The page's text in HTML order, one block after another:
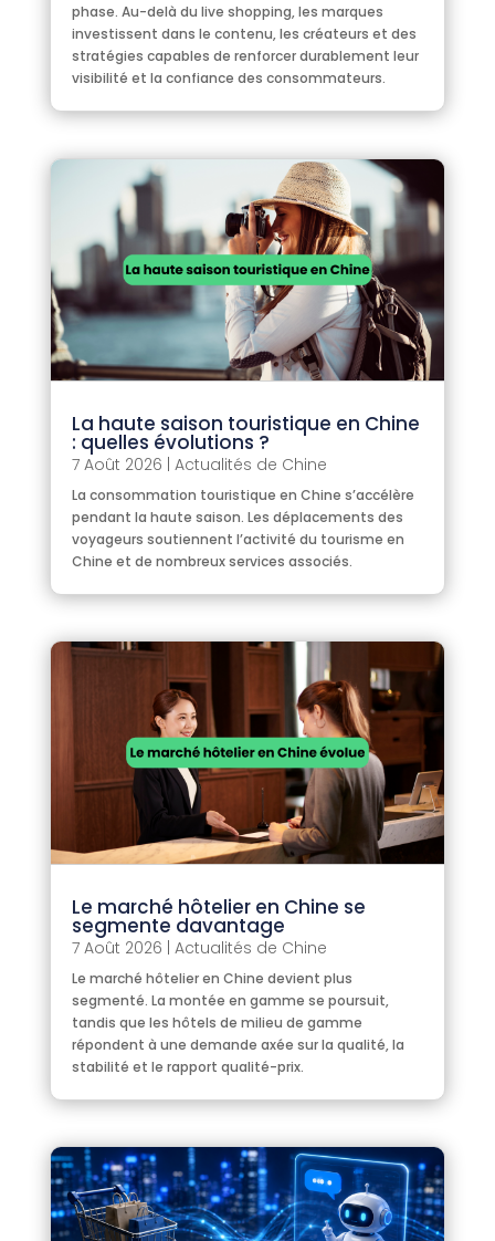
phase. Au-delà du live shopping, les marques
investissent dans le contenu, les créateurs et des
stratégies capables de renforcer durablement leur
visibilité et la confiance des consommateurs.
La haute saison touristique en Chine
: quelles évolutions ?
7 Août 2026 Actualités de Chine
La consommation touristique en Chine s’accélère
pendant la haute saison. Les déplacements des
voyageurs soutiennent l’activité du tourisme en
Chine et de nombreux services associés.
Le marché hôtelier en Chine se
segmente davantage
7 Août 2026 | Actualités de Chine
Le marché hôtelier en Chine devient plus
segmenté. La montée en gamme se poursuit,
tandis que les hôtels de milieu de gamme
répondent à une demande axée sur la qualité, la
stabilité et le rapport qualité-prix.